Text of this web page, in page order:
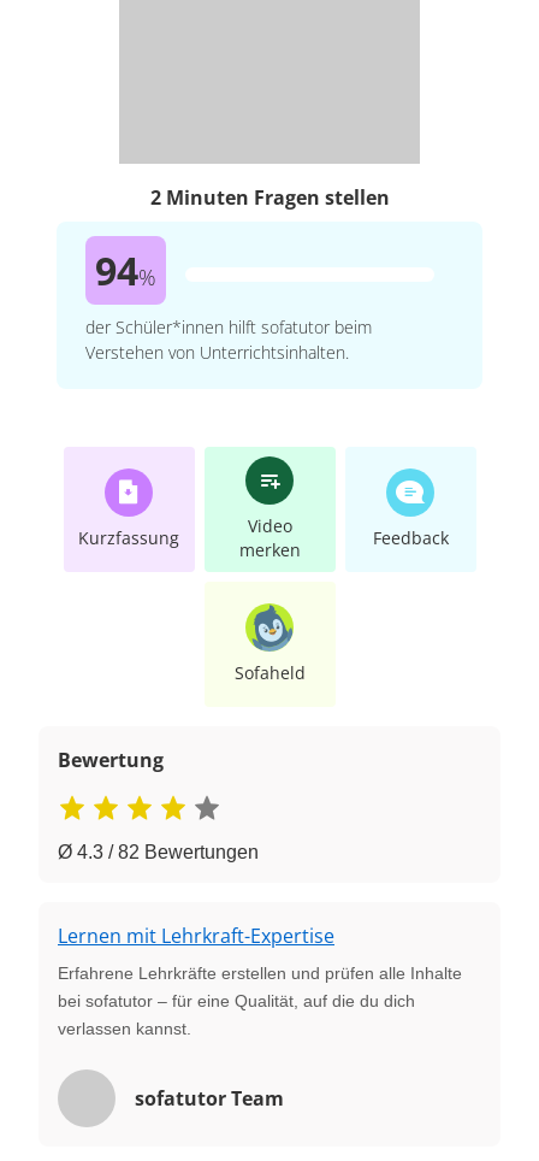
2 Minuten Fragen stellen
94%
der Schüler*innen hilft sofatutor beim
Verstehen von Unterrichtsinhalten.
Kurzfassung
Video
merken
Feedback
Sofaheld
Bewertung
Ø 4.3 / 82 Bewertungen
Lernen mit Lehrkraft-Expertise
Erfahrene Lehrkräfte erstellen und prüfen alle Inhalte
bei sofatutor – für eine Qualität, auf die du dich
verlassen kannst.
sofatutor Team